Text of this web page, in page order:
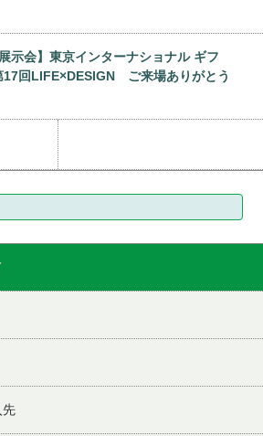
展示会】東京インターナショナル ギフ
17回LIFE×DESIGN ご来場ありがとう
先